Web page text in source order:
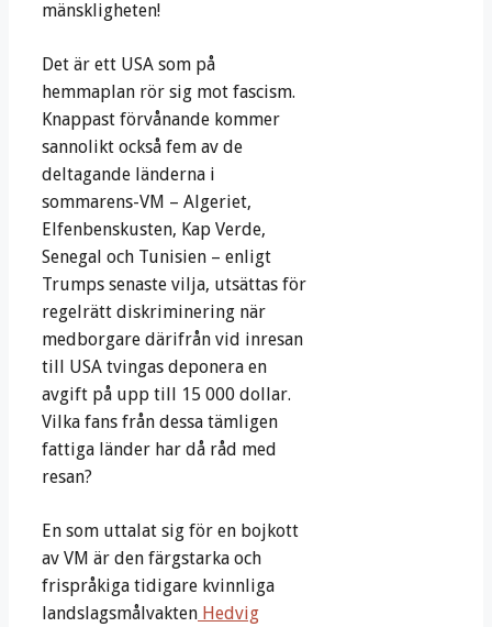
mänskligheten!
Det är ett USA som på
hemmaplan rör sig mot fascism.
Knappast förvånande kommer
sannolikt också fem av de
deltagande länderna i
sommarens-VM – Algeriet,
Elfenbenskusten, Kap Verde,
Senegal och Tunisien – enligt
Trumps senaste vilja, utsättas för
regelrätt diskriminering när
medborgare därifrån vid inresan
till USA tvingas deponera en
avgift på upp till 15 000 dollar.
Vilka fans från dessa tämligen
fattiga länder har då råd med
resan?
En som uttalat sig för en bojkott
av VM är den färgstarka och
frispråkiga tidigare kvinnliga
landslagsmålvakten Hedvig